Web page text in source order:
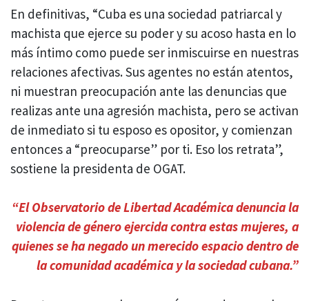
En definitivas, “Cuba es una sociedad patriarcal y
machista que ejerce su poder y su acoso hasta en lo
más íntimo como puede ser inmiscuirse en nuestras
relaciones afectivas. Sus agentes no están atentos,
ni muestran preocupación ante las denuncias que
realizas ante una agresión machista, pero se activan
de inmediato si tu esposo es opositor, y comienzan
entonces a “preocuparse” por ti. Eso los retrata”,
sostiene la presidenta de OGAT.
“El Observatorio de Libertad Académica denuncia la
violencia de género ejercida contra estas mujeres, a
quienes se ha negado un merecido espacio dentro de
la comunidad académica y la sociedad cubana.”